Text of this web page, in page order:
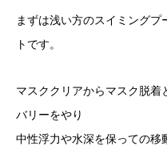
まずは浅い方のスイミング
トです。
マスククリアからマスク脱着
バリーをやり
中性浮力や水深を保っての移